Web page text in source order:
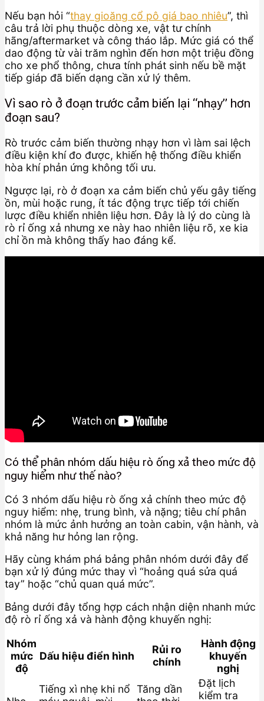
Nếu bạn hỏi “thay gioăng cổ pô giá bao nhiêu”, thì
câu trả lời phụ thuộc dòng xe, vật tư chính
hãng/aftermarket và công tháo lắp. Mức giá có thể
dao động từ vài trăm nghìn đến hơn một triệu đồng
cho xe phổ thông, chưa tính phát sinh nếu bề mặt
tiếp giáp đã biến dạng cần xử lý thêm.
Vì sao rò ở đoạn trước cảm biến lại “nhạy” hơn
đoạn sau?
Rò trước cảm biến thường nhạy hơn vì làm sai lệch
điều kiện khí đo được, khiến hệ thống điều khiển
hòa khí phản ứng không tối ưu.
Ngược lại, rò ở đoạn xa cảm biến chủ yếu gây tiếng
ồn, mùi hoặc rung, ít tác động trực tiếp tới chiến
lược điều khiển nhiên liệu hơn. Đây là lý do cùng là
rò rỉ ống xả nhưng xe này hao nhiên liệu rõ, xe kia
chỉ ồn mà không thấy hao đáng kể.
Có thể phân nhóm dấu hiệu rò ống xả theo mức độ
nguy hiểm như thế nào?
Có 3 nhóm dấu hiệu rò ống xả chính theo mức độ
nguy hiểm: nhẹ, trung bình, và nặng; tiêu chí phân
nhóm là mức ảnh hưởng an toàn cabin, vận hành, và
khả năng hư hỏng lan rộng.
Hãy cùng khám phá bảng phân nhóm dưới đây để
bạn xử lý đúng mức thay vì “hoảng quá sửa quá
tay” hoặc “chủ quan quá mức”.
Bảng dưới đây tổng hợp cách nhận diện nhanh mức
độ rò rỉ ống xả và hành động khuyến nghị:
Nhóm
mức
độ
Dấu hiệu điển hình
Rủi ro
chính
Hành động
khuyến
nghị
Tiếng xì nhẹ khi nổ Tăng dần
Đặt lịch
kiểm tra